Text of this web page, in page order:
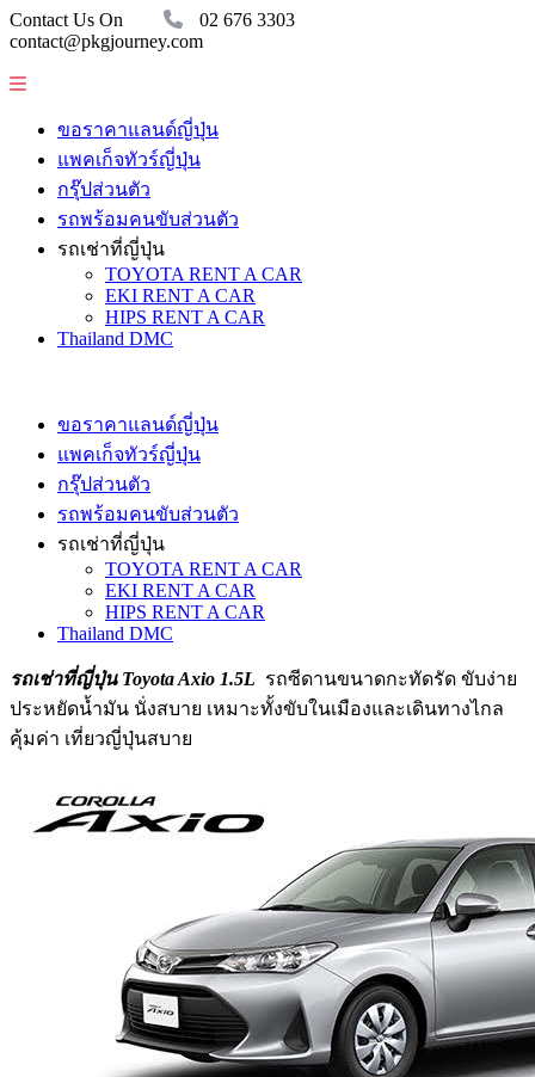
Contact Us On
02 676 3303
contact@pkgjourney.com
ขอราคาแลนด์ญี่ปุ่น
แพคเก็จทัวร์ญี่ปุ่น
กรุ๊ปส่วนตัว
รถพร้อมคนขับส่วนตัว
รถเช่าที่ญี่ปุ่น
TOYOTA RENT A CAR
EKI RENT A CAR
HIPS RENT A CAR
Thailand DMC
ขอราคาแลนด์ญี่ปุ่น
แพคเก็จทัวร์ญี่ปุ่น
กรุ๊ปส่วนตัว
รถพร้อมคนขับส่วนตัว
รถเช่าที่ญี่ปุ่น
TOYOTA RENT A CAR
EKI RENT A CAR
HIPS RENT A CAR
Thailand DMC
รถเช่าที่ญี่ปุ่น Toyota Axio 1.5L รถซีดานขนาดกะทัดรัด ขับง่าย
ประหยัดน้ำมัน นั่งสบาย เหมาะทั้งขับในเมืองและเดินทางไกล
คุ้มค่า เที่ยวญี่ปุ่นสบาย